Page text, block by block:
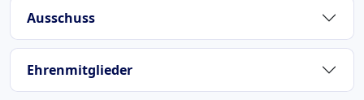
Ausschuss
Ehrenmitglieder